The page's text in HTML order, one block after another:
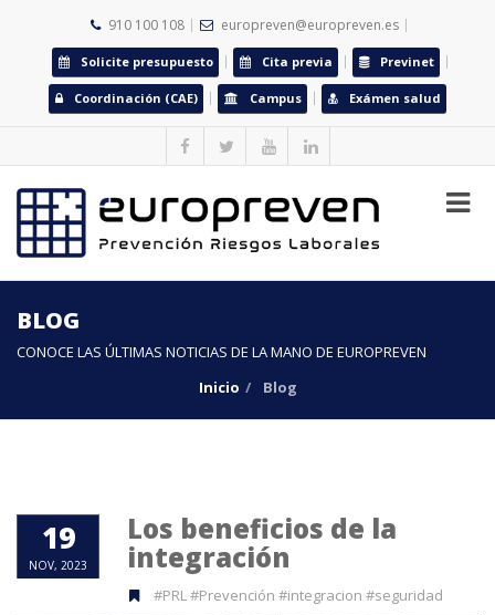
910 100 108 europreven@europreven.es
Solicite presupuesto Cita previa Previnet
Coordinación (CAE) Campus Exámen salud
BLOG
CONOCE LAS ÚLTIMAS NOTICIAS DE LA MANO DE EUROPREVEN
Inicio
Blog
19
NOV, 2023
Los beneficios de la
integración
#PRL #Prevención #integracion #seguridad